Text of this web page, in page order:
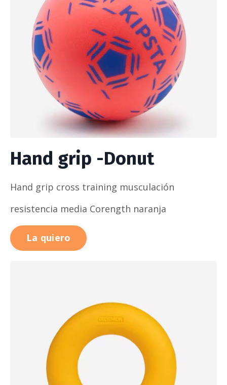
Hand grip -Donut
Hand grip cross training musculación
resistencia media Corength naranja
La quiero